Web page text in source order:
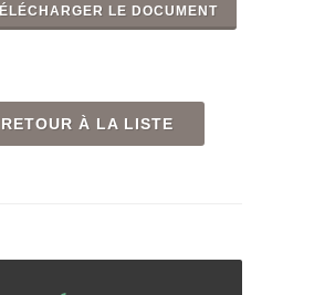
LE DOCUMENT
RETOUR À LA LISTE